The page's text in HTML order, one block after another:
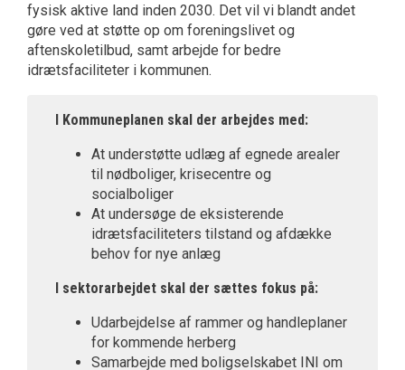
fysisk aktive land inden 2030. Det vil vi blandt andet
gøre ved at støtte op om foreningslivet og
aftenskoletilbud, samt arbejde for bedre
idrætsfaciliteter i kommunen.
I Kommuneplanen skal der arbejdes med:
At understøtte udlæg af egnede arealer
til nødboliger, krisecentre og
socialboliger
At undersøge de eksisterende
idrætsfaciliteters tilstand og afdække
behov for nye anlæg
I sektorarbejdet skal der sættes fokus på:
Udarbejdelse af rammer og handleplaner
for kommende herberg
Samarbejde med boligselskabet INI om